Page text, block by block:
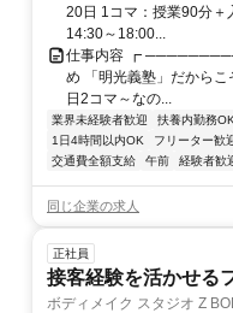
20日 1コマ：授業90分
14:30～18:00...
仕事内容 ┏
め 「明光義塾」だか
日2コマ～なの...
業界未経験者歓迎 扶養内勤務OK
1日4時間以内OK
フリーター歓
交通費全額支給
午前 経験者歓
同じ企業の求人
正社員
接客経験を活かせる
ボディメイク スタジオ Z